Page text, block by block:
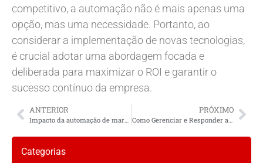
competitivo, a automação não é mais apenas uma
opção, mas uma necessidade. Portanto, ao
considerar a implementação de novas tecnologias,
é crucial adotar uma abordagem focada e
deliberada para maximizar o ROI e garantir o
sucesso contínuo da empresa.
ANTERIOR PRÓXIMO
Como Gerenciar e Responder a Feedback e Comentários nas Mídias Sociais Locais?
Categorias